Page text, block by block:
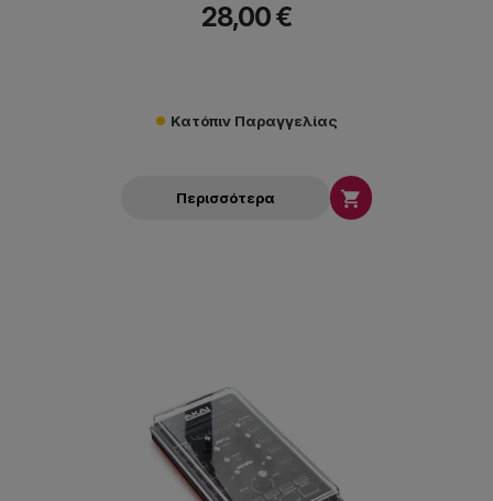
28,00 €
Κατόπιν Παραγγελίας
Περισσότερα 